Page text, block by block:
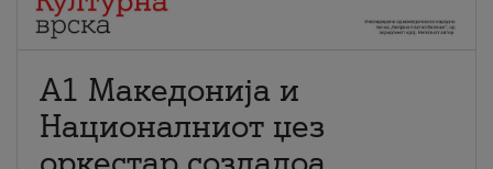
А1 Македонија и
Националниот џез